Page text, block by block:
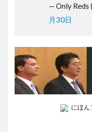
— Only Reds
月30日